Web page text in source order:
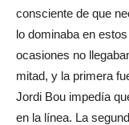
consciente de que
lo dominaba en
ocasiones no
mitad, y la primera
Jordi Bou impedía
en la línea. La